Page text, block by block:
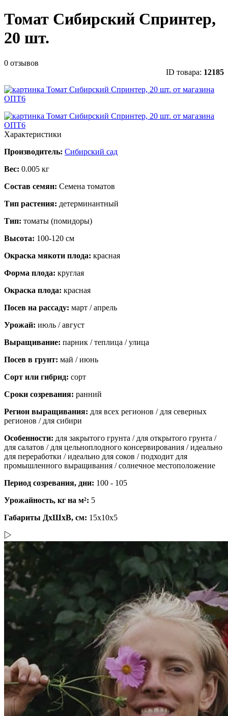
Томат Сибирский Спринтер,
20 шт.
0 отзывов
ID товара: 12185
Характеристики
Производитель: Сибирский сад
Вес: 0.005 кг
Состав семян: Семена томатов
Тип растения: детерминантный
Тип: томаты (помидоры)
Высота: 100-120 см
Окраска мякоти плода: красная
Форма плода: круглая
Окраска плода: красная
Посев на рассаду: март / апрель
Урожай: июль / август
Выращивание: парник / теплица / улица
Посев в грунт: май / июнь
Сорт или гибрид: сорт
Сроки созревания: ранний
Регион выращивания: для всех регионов / для северных
регионов / для сибири
Особенности: для закрытого грунта / для открытого грунта /
для салатов / для цельноплодного консервирования / идеально
для переработки / идеально для соков / подходит для
промышленного выращивания / солнечное местоположение
Период созревания, дни: 100 - 105
Урожайность, кг на м²: 5
Габариты ДхШхВ, см: 15x10x5